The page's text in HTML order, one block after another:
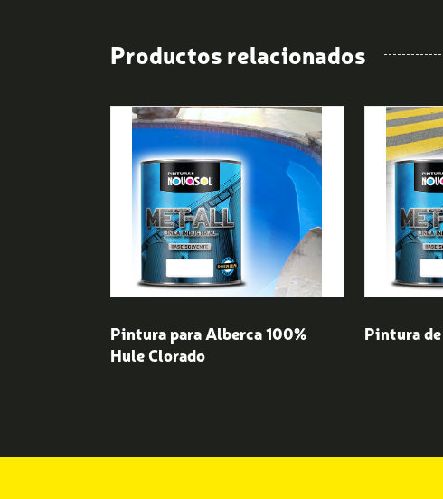
Pintura para Alberca 100%
Hule Clorado
Pintura